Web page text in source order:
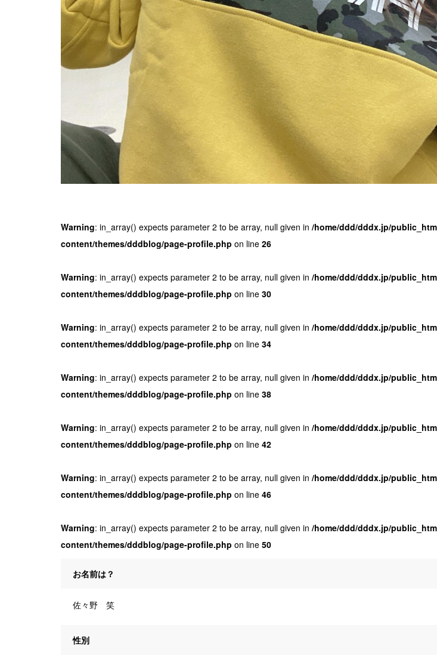
Warning: in_array() expects parameter 2 to be array, null given in /home/ddd/dddx.jp/
content/themes/dddblog/page-profile.php on line 26
Warning: in_array() expects parameter 2 to be array, null given in /home/ddd/dddx.jp/
content/themes/dddblog/page-profile.php on line 30
Warning: in_array() expects parameter 2 to be array, null given in /home/ddd/dddx.jp/
content/themes/dddblog/page-profile.php on line 34
Warning: in_array() expects parameter 2 to be array, null given in /home/ddd/dddx.jp/
content/themes/dddblog/page-profile.php on line 38
Warning: in_array() expects parameter 2 to be array, null given in /home/ddd/dddx.jp/
content/themes/dddblog/page-profile.php on line 42
Warning: in_array() expects parameter 2 to be array, null given in /home/ddd/dddx.jp/
content/themes/dddblog/page-profile.php on line 46
Warning: in_array() expects parameter 2 to be array, null given in /home/ddd/dddx.jp/
content/themes/dddblog/page-profile.php on line 50
お名前は？
佐々野 笑
性別